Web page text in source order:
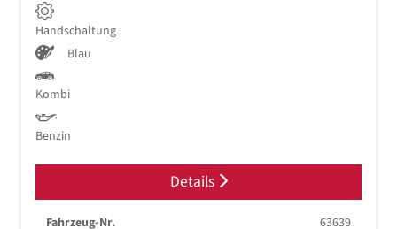
Handschaltung
Blau
Kombi
Benzin
Details
Fahrzeug-Nr. 63639